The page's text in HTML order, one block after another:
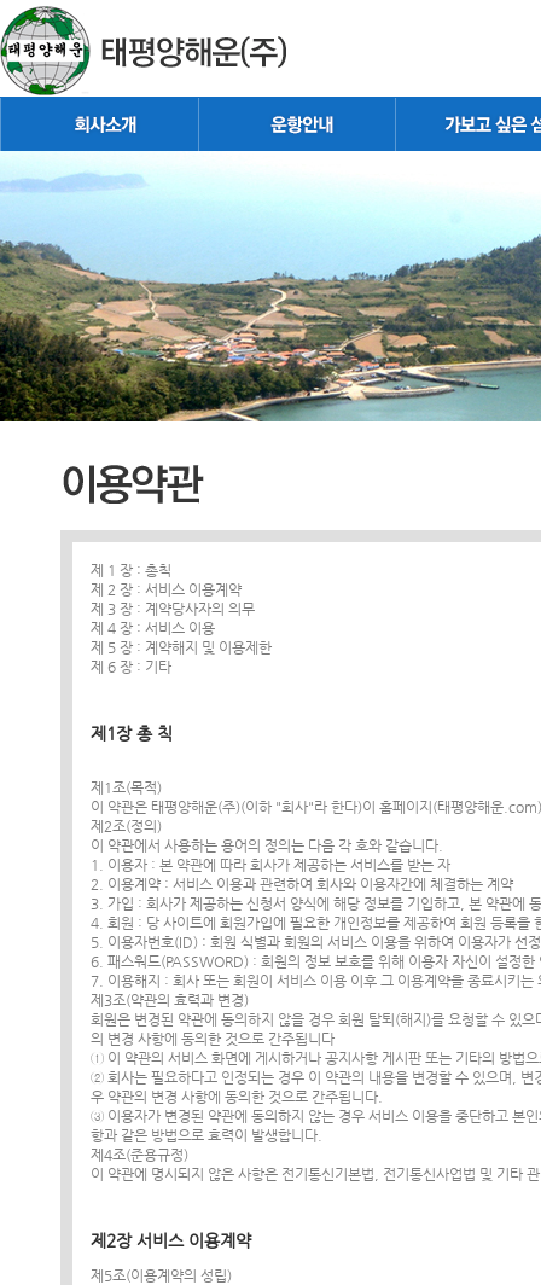
제 1 장 : 총칙
제 2 장 : 서비스 이용계약
제 3 장 : 계약당사자의 의무
제 4 장 : 서비스 이용
제 5 장 : 계약해지 및 이용제한
제 6 장 : 기타
제1장 총 칙
제1조(목적)
이 약관은 태평양해운(주)(이하 "회사"라 한다)이 홈페이지(태평양해운
제2조(정의)
이 약관에서 사용하는 용어의 정의는 다음 각 호와 같습니다.
1. 이용자 : 본 약관에 따라 회사가 제공하는 서비스를 받는 자
2. 이용계약 : 서비스 이용과 관련하여 회사와 이용자간에 체결하는 계약
3. 가입 : 회사가 제공하는 신청서 양식에 해당 정보를 기입하고, 본 약관에
4. 회원 : 당 사이트에 회원가입에 필요한 개인정보를 제공하여 회원 등록을
5. 이용자번호(ID) : 회원 식별과 회원의 서비스 이용을 위하여 이용자가 선
6. 패스워드(PASSWORD) : 회원의 정보 보호를 위해 이용자 자신이 설정
7. 이용해지 : 회사 또는 회원이 서비스 이용 이후 그 이용계약을 종료시키는
제3조(약관의 효력과 변경)
회원은 변경된 약관에 동의하지 않을 경우 회원 탈퇴(해지)를 요청할 수 있
의 변경 사항에 동의한 것으로 간주됩니다
① 이 약관의 서비스 화면에 게시하거나 공지사항 게시판 또는 기타의 방법
② 회사는 필요하다고 인정되는 경우 이 약관의 내용을 변경할 수 있으며,
우 약관의 변경 사항에 동의한 것으로 간주됩니다.
③ 이용자가 변경된 약관에 동의하지 않는 경우 서비스 이용을 중단하고 본
항과 같은 방법으로 효력이 발생합니다.
제4조(준용규정)
이 약관에 명시되지 않은 사항은 전기통신기본법, 전기통신사업법 및 기타
제2장 서비스 이용계약
제5조(이용계약의 성립)